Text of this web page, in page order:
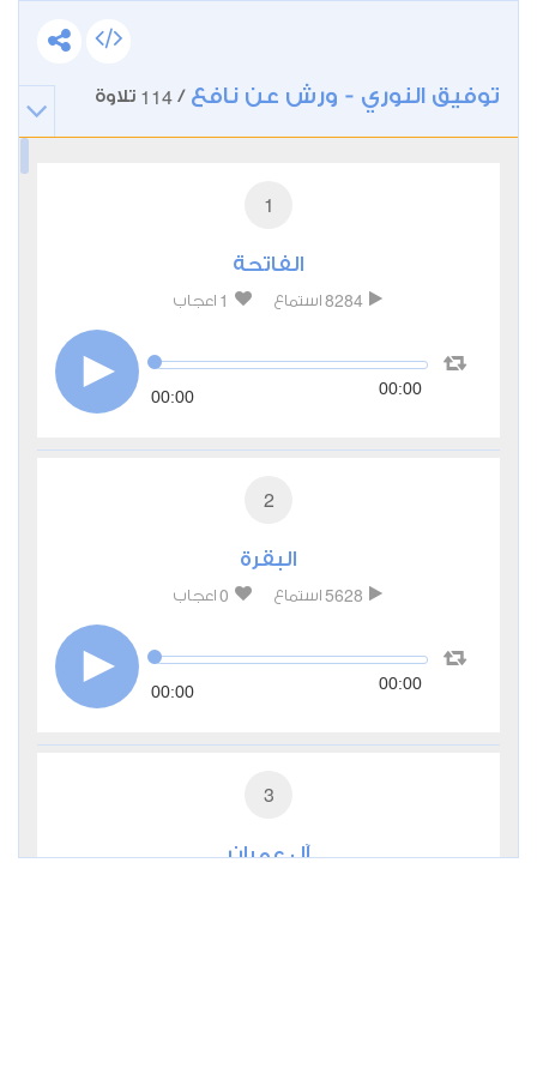
توفيق النوري - ورش عن نافع /
114 تلاوة
1
الفاتحة
8284 استماع 1 اعجاب
00:00 00:00
2
البقرة
5628 استماع 0 اعجاب
00:00 00:00
3
آل عمران